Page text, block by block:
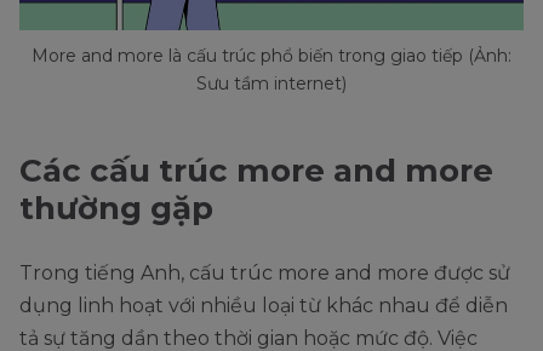
More and more là cấu trúc phổ biến trong giao tiếp (Ảnh:
Sưu tầm internet)
Các cấu trúc more and more
thường gặp
Trong tiếng Anh, cấu trúc more and more được sử
dụng linh hoạt với nhiều loại từ khác nhau để diễn
tả sự tăng dần theo thời gian hoặc mức độ. Việc